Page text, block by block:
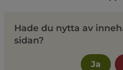
Hade du nytta av
sidan?
Ja